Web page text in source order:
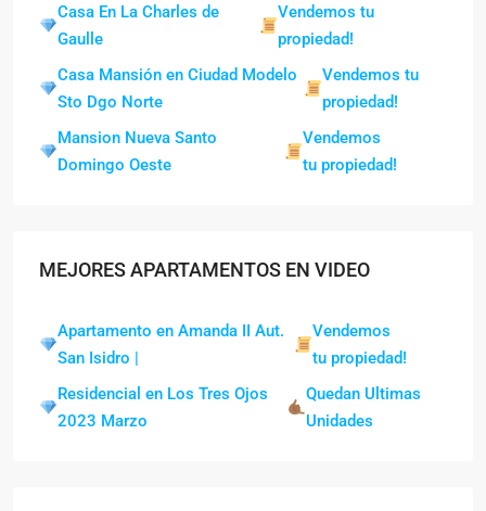
Casa En La Charles de
Gaulle
Vendemos tu
propiedad!
Casa Mansión en Ciudad Modelo
Sto Dgo Norte
Vendemos tu
propiedad!
Mansion Nueva Santo
Domingo Oeste
Vendemos
tu propiedad!
MEJORES APARTAMENTOS EN VIDEO
Apartamento en Amanda II Aut.
San Isidro |
Vendemos
tu propiedad!
Residencial en Los Tres Ojos
2023 Marzo
Quedan Ultimas
Unidades